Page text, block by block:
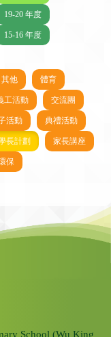
19-20 年度
15-16 年度
其他 體育
工活動 交流團
活動 典禮活動
長計劃 家長講座
保
School (Wu King